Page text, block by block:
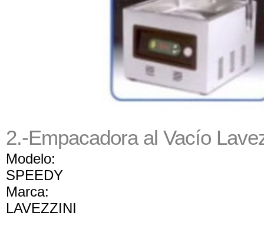
2.-Empacadora al Vacío
Modelo:
SPEEDY
Marca:
LAVEZZINI